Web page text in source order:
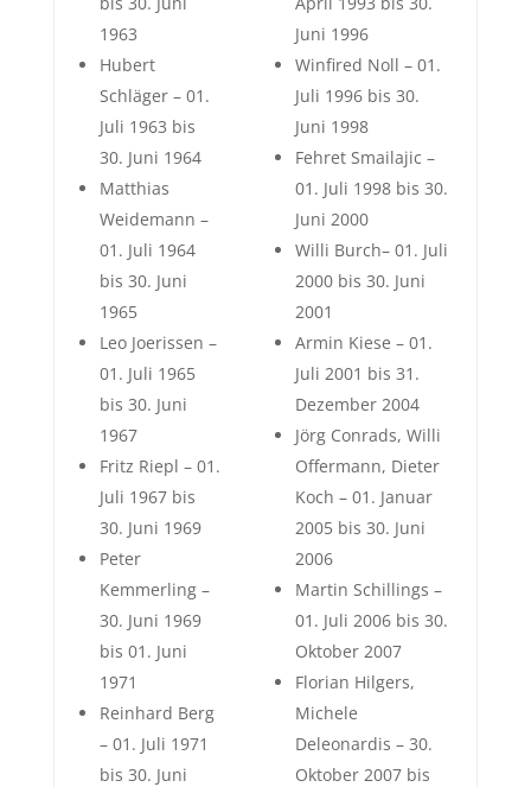
1963
Hubert
Schläger – 01.
Juli 1963 bis
30. Juni 1964
Matthias
Weidemann –
01. Juli 1964
bis 30. Juni
1965
Leo Joerissen –
01. Juli 1965
bis 30. Juni
1967
Fritz Riepl – 01.
Juli 1967 bis
30. Juni 1969
Peter
Kemmerling –
30. Juni 1969
bis 01. Juni
1971
Reinhard Berg
– 01. Juli 1971
bis 30. Juni
Juni 1996
Winfired Noll – 01.
Juli 1996 bis 30.
Juni 1998
Fehret Smailajic –
01. Juli 1998 bis 30.
Juni 2000
Willi Burch– 01. Juli
2000 bis 30. Juni
2001
Armin Kiese – 01.
Juli 2001 bis 31.
Dezember 2004
Jörg Conrads, Willi
Offermann, Dieter
Koch – 01. Januar
2005 bis 30. Juni
2006
Martin Schillings –
01. Juli 2006 bis 30.
Oktober 2007
Florian Hilgers,
Michele
Deleonardis – 30.
Oktober 2007 bis